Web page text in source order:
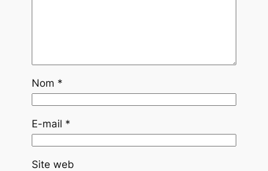
Nom *
E-mail *
Site web